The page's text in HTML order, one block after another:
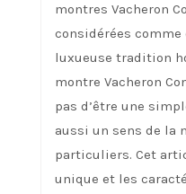
montres Vacheron
considérées
luxueuse tradition
montre Vacheron
pas d’être une
aussi un sens de la
particuliers. Cet
unique et les